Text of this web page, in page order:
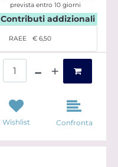
prevista entro 10 giorni
Contributi addizionali
RAEE € 6,50
Wishlist Confronta